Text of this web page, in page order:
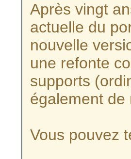
Après vingt
actuelle du
nouvelle
une refonte
supports
également de
Vous pouvez